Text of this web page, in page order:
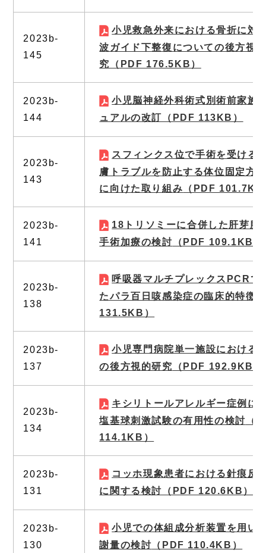
2023b-
145
小児救急外来における骨折に対
波ガイド下整復についての後方視
究
（PDF 176.5KB）
2023b-
144
小児脳神経外科術式別術前家族
ュアルの改訂 （PDF 113KB）
2023b-
143
スフィンクス位で手術を受ける
膚トラブルを防止する体位固定方
に向けた取り組み （PDF 101.7KB
2023b-
141
18トリソミーに合併した肝芽腫
手術加療の検討 （PDF 109.1KB）
2023b-
138
呼吸器マルチプレックスPCRで
たパラ百日咳感染症の臨床的特徴
131.5KB）
2023b-
137
小児専門病院単一施設における
の後方視的研究 （PDF 192.9KB）
2023b-
134
キシリトールアレルギー症例に
塩基球刺激試験の有用性の検討 （
114.1KB）
2023b-
131
コッホ現象患者における針痕反
に関する検討 （PDF 120.6KB）
2023b-
130
小児での体組成分析装置を用い
謝量の検討 （PDF 110.4KB）